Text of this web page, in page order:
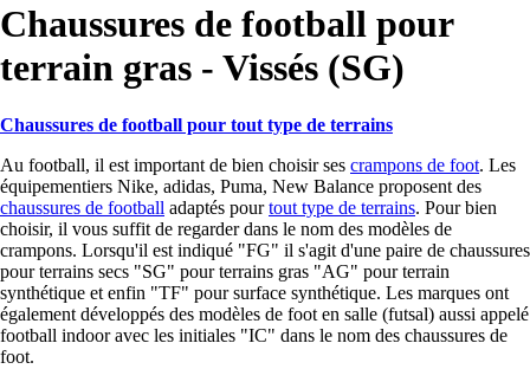
Chaussures de football pour
terrain gras - Vissés (SG)
Chaussures de football pour tout type de terrains
Au football, il est important de bien choisir ses crampons de foot. Les
équipementiers Nike, adidas, Puma, New Balance proposent des
chaussures de football adaptés pourtout type de terrains. Pour bien
choisir, il vous suffit de regarder dans le nom des modèles de
crampons. Lorsqu'il est indiqué "FG" il s'agit d'une paire de chaussures
pour terrains secs "SG" pour terrains gras "AG" pour terrain
synthétique et enfin "TF" pour surface synthétique. Les marques ont
également développés des modèles de foot en salle (futsal) aussi appelé
football indoor avec les initiales "IC" dans le nom des chaussures de
foot.